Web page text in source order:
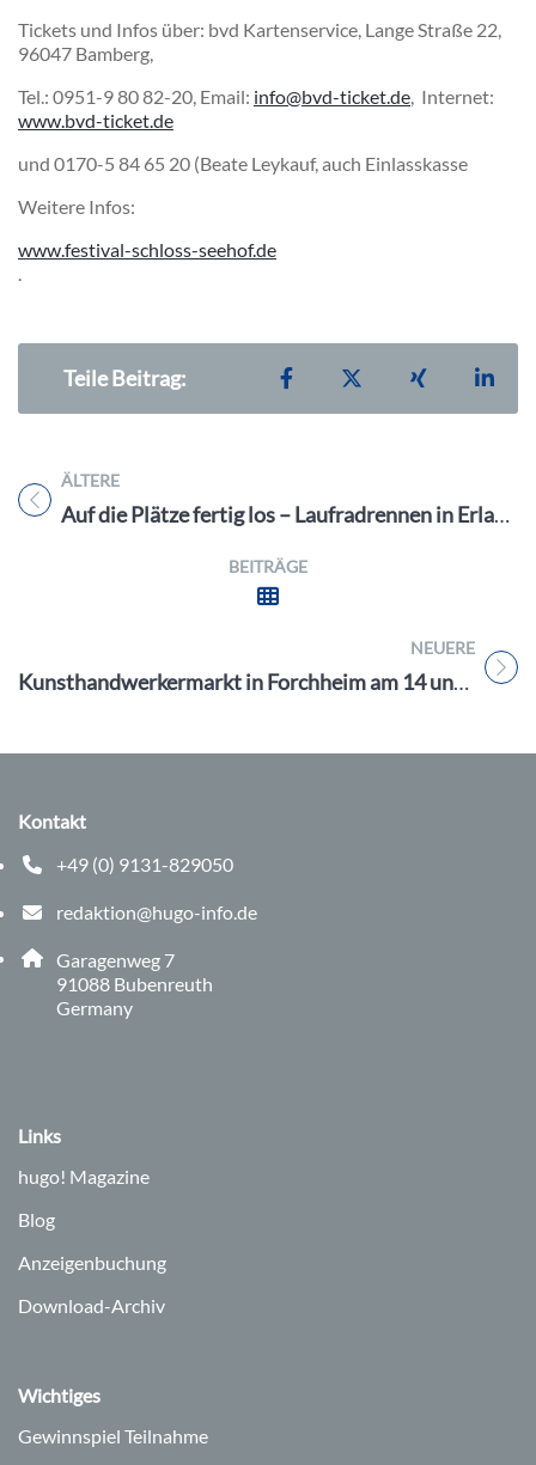
Tickets und Infos über: bvd Kartenservice, Lange Straße 22,
96047 Bamberg,
Tel.: 0951-9 80 82-20, Email: info@bvd-ticket.de, Internet:
www.bvd-ticket.de
und 0170-5 84 65 20 (Beate Leykauf, auch Einlasskasse
Weitere Infos:
www.festival-schloss-seehof.de
.
Teile Beitrag: Teilen auf Facebook
Teilen auf XTeilen auf
ÄLTERE
Titel für Beitrag
Auf die Plätze fertig los – Laufradrennen in Erlangen
BEITRÄGE
NEUERE
Titel für Beitrag
Kunsthandwerkermarkt in Forchheim am 14 und 15.5. 22
Kontakt
+49 (0) 9131-829050
Telefonnummer: 0 9 1 3 1 8 2 9 0 5 0
redaktion@hugo-info.de
E-Mail Adresse: redaktion@hugo-info.de
Adresse:
Garagenweg 7
91088 , 9 1 0 8 8
Bubenreuth
Germany
Links
hugo! Magazine
Blog
Anzeigenbuchung
Download-Archiv
Wichtiges
Gewinnspiel Teilnahme